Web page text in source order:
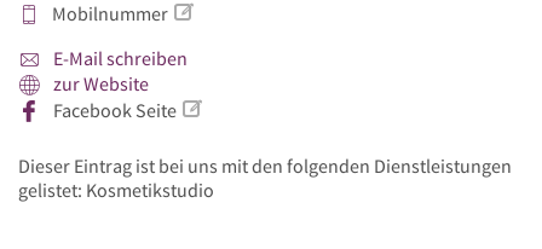
Mobilnummer
E-Mail schreiben
zur Website
Facebook Seite
Dieser Eintrag ist bei uns mit den folgenden Dienstleistungen
gelistet: Kosmetikstudio